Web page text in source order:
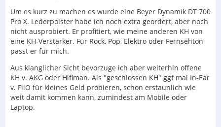
Um es kurz zu machen es wurde eine Beyer Dynamik DT 700
Pro X. Lederpolster habe ich noch extra geordert, aber noch
nicht ausprobiert. Er profitiert, wie meine anderen KH von
eine KH-Verstärker. Für Rock, Pop, Elektro oder Fernsehton
passt er für mich.
Aus klanglicher Sicht bevorzuge ich aber weiterhin offene
KH v. AKG oder Hifiman. Als "geschlossen KH" ggf mal In-Ear
v. FiiO für kleines Geld probieren, schon erstaunlich wie
weit damit kommen kann, zumindest am Mobile oder
Laptop.